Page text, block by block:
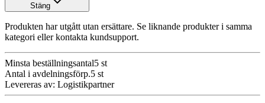
Stäng
Produkten har utgått utan ersättare. Se liknande produkter i samma
kategori eller kontakta kundsupport.
Minsta beställningsantal5 st
Antal i avdelningsförp.5 st
Levereras av: Logistikpartner